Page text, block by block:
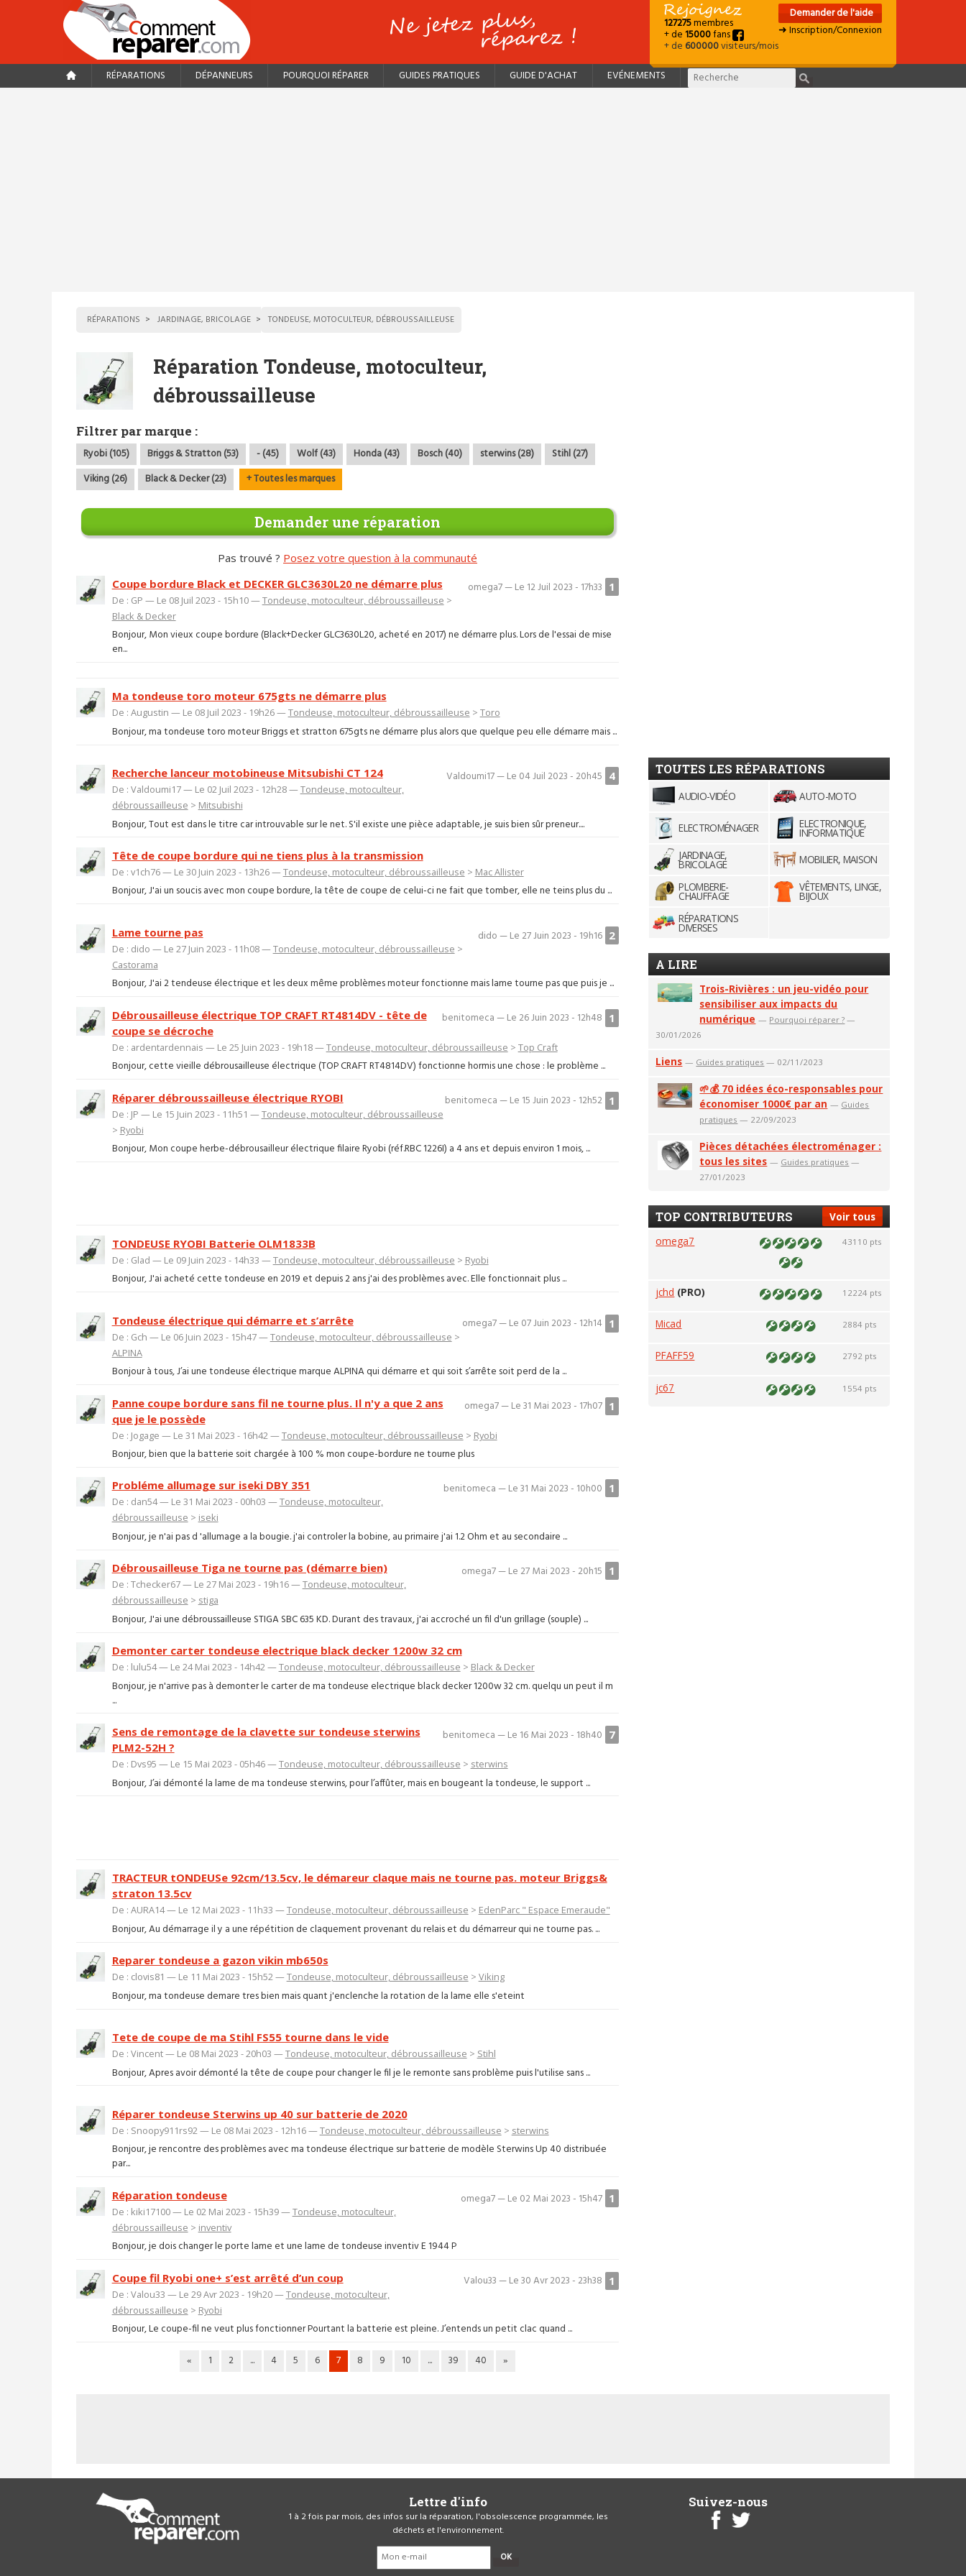
127275membres
+ de15000fans
+ de600000visiteurs/mois
Demander de l'aide
➜ Inscription/Connexion
RÉPARATIONS DÉPANNEURS POURQUOI RÉPARER GUIDES PRATIQUES GUIDE D'ACHAT EVÉNEMENTS
RÉPARATIONS JARDINAGE, BRICOLAGE TONDEUSE, MOTOCULTEUR, DÉBROUSSAILLEUSE
Réparation Tondeuse, motoculteur,
débroussailleuse
Filtrer par marque :
Ryobi (105) Briggs & Stratton (53) - (45) Wolf (43) Honda (43) Bosch (40) sterwins (28)
Stihl (27)
Viking (26)
Black & Decker (23) + Toutes les marques
Demander une réparation
Pas trouvé ? Posez votre question à la communauté
1
omega7 — Le 12 Juil 2023 - 17h33
Coupe bordure Black et DECKER GLC3630L20 ne démarre plus
De : GP — Le 08 Juil 2023 - 15h10 —Tondeuse, motoculteur, débroussailleuse >
Black & Decker
Bonjour, Mon vieux coupe bordure (Black+Decker GLC3630L20, acheté en 2017) ne démarre plus. Lors de l'essai de mise
en...
Ma tondeuse toro moteur 675gts ne démarre plus
De : Augustin — Le 08 Juil 2023 - 19h26 —Tondeuse, motoculteur, débroussailleuse > Toro
Bonjour, ma tondeuse toro moteur Briggs et stratton 675gts ne démarre plus alors que quelque peu elle démarre mais ...
4
Valdoumi17 — Le 04 Juil 2023 - 20h45
Recherche lanceur motobineuse Mitsubishi CT 124
De : Valdoumi17 — Le 02 Juil 2023 - 12h28 —Tondeuse, motoculteur,
débroussailleuse > Mitsubishi
Bonjour, Tout est dans le titre car introuvable sur le net. S'il existe une pièce adaptable, je suis bien sûr preneur....
Tête de coupe bordure qui ne tiens plus à la transmission
De : v1ch76 — Le 30 Juin 2023 - 13h26 —Tondeuse, motoculteur, débroussailleuse > Mac Allister
Bonjour, J'ai un soucis avec mon coupe bordure, la tête de coupe de celui-ci ne fait que tomber, elle ne teins plus du ...
2
dido — Le 27 Juin 2023 - 19h16
Lame tourne pas
De : dido — Le 27 Juin 2023 - 11h08 —Tondeuse, motoculteur, débroussailleuse >
Castorama
Bonjour, J'ai 2 tendeuse électrique et les deux même problèmes moteur fonctionne mais lame tourne pas que puis je ...
1
benitomeca — Le 26 Juin 2023 - 12h48
Débrousailleuse électrique TOP CRAFT RT4814DV - tête de
coupe se décroche
De : ardentardennais — Le 25 Juin 2023 - 19h18 —Tondeuse, motoculteur, débroussailleuse > Top Craft
Bonjour, cette vieille débrousailleuse électrique (TOP CRAFT RT4814DV) fonctionne hormis une chose : le problème ...
1
benitomeca — Le 15 Juin 2023 - 12h52
Réparer débroussailleuse électrique RYOBI
De : JP — Le 15 Juin 2023 - 11h51 —Tondeuse, motoculteur, débroussailleuse
> Ryobi
Bonjour, Mon coupe herbe-débrousailleur électrique filaire Ryobi (réf.RBC 1226I) a 4 ans et depuis environ 1 mois, ...
TONDEUSE RYOBI Batterie OLM1833B
De : Glad — Le 09 Juin 2023 - 14h33 —Tondeuse, motoculteur, débroussailleuse > Ryobi
Bonjour, J'ai acheté cette tondeuse en 2019 et depuis 2 ans j'ai des problèmes avec. Elle fonctionnait plus ...
1
omega7 — Le 07 Juin 2023 - 12h14
Tondeuse électrique qui démarre et s’arrête
De : Gch — Le 06 Juin 2023 - 15h47 —Tondeuse, motoculteur, débroussailleuse >
ALPINA
Bonjour à tous, J’ai une tondeuse électrique marque ALPINA qui démarre et qui soit s’arrête soit perd de la ...
1
omega7 — Le 31 Mai 2023 - 17h07
Panne coupe bordure sans fil ne tourne plus. Il n'y a que 2 ans
que je le possède
De : Jogage — Le 31 Mai 2023 - 16h42 —Tondeuse, motoculteur, débroussailleuse > Ryobi
Bonjour, bien que la batterie soit chargée à 100 % mon coupe-bordure ne tourne plus
1
benitomeca — Le 31 Mai 2023 - 10h00
Probléme allumage sur iseki DBY 351
De : dan54 — Le 31 Mai 2023 - 00h03 —Tondeuse, motoculteur,
débroussailleuse > iseki
Bonjour, je n'ai pas d 'allumage a la bougie. j'ai controler la bobine, au primaire j'ai 1.2 Ohm et au secondaire ...
1
omega7 — Le 27 Mai 2023 - 20h15
Débrousailleuse Tiga ne tourne pas (démarre bien)
De : Tchecker67 — Le 27 Mai 2023 - 19h16 —Tondeuse, motoculteur,
débroussailleuse > stiga
Bonjour, J'ai une débroussailleuse STIGA SBC 635 KD. Durant des travaux, j'ai accroché un fil d'un grillage (souple) ...
Demonter carter tondeuse electrique black decker 1200w 32 cm
De : lulu54 — Le 24 Mai 2023 - 14h42 —Tondeuse, motoculteur, débroussailleuse > Black & Decker
Bonjour, je n'arrive pas à demonter le carter de ma tondeuse electrique black decker 1200w 32 cm. quelqu un peut il m
...
7
benitomeca — Le 16 Mai 2023 - 18h40
Sens de remontage de la clavette sur tondeuse sterwins
PLM2-52H ?
De : Dvs95 — Le 15 Mai 2023 - 05h46 —Tondeuse, motoculteur, débroussailleuse > sterwins
Bonjour, J’ai démonté la lame de ma tondeuse sterwins, pour l’affûter, mais en bougeant la tondeuse, le support ...
TRACTEUR tONDEUSe 92cm/13.5cv, le démareur claque mais ne tourne pas. moteur Briggs&
straton 13.5cv
De : AURA14 — Le 12 Mai 2023 - 11h33 —Tondeuse, motoculteur, débroussailleuse > EdenParc " Espace Emeraude"
Bonjour, Au démarrage il y a une répétition de claquement provenant du relais et du démarreur qui ne tourne pas. ...
Reparer tondeuse a gazon vikin mb650s
De : clovis81 — Le 11 Mai 2023 - 15h52 —Tondeuse, motoculteur, débroussailleuse > Viking
Bonjour, ma tondeuse demare tres bien mais quant j'enclenche la rotation de la lame elle s'eteint
Tete de coupe de ma Stihl FS55 tourne dans le vide
De : Vincent — Le 08 Mai 2023 - 20h03 —Tondeuse, motoculteur, débroussailleuse > Stihl
Bonjour, Apres avoir démonté la tête de coupe pour changer le fil je le remonte sans problème puis l'utilise sans ...
Réparer tondeuse Sterwins up 40 sur batterie de 2020
De : Snoopy911rs92 — Le 08 Mai 2023 - 12h16 —Tondeuse, motoculteur, débroussailleuse > sterwins
Bonjour, je rencontre des problèmes avec ma tondeuse électrique sur batterie de modèle Sterwins Up 40 distribuée
par...
1
omega7 — Le 02 Mai 2023 - 15h47
Réparation tondeuse
De : kiki17100 — Le 02 Mai 2023 - 15h39 —Tondeuse, motoculteur,
débroussailleuse > inventiv
Bonjour, je dois changer le porte lame et une lame de tondeuse inventiv E 1944 P
1
Valou33 — Le 30 Avr 2023 - 23h38
Coupe fil Ryobi one+ s’est arrêté d’un coup
De : Valou33 — Le 29 Avr 2023 - 19h20 —Tondeuse, motoculteur,
débroussailleuse > Ryobi
Bonjour, Le coupe-fil ne veut plus fonctionner Pourtant la batterie est pleine. J’entends un petit clac quand ...
« 1 2 ... 4 5 6 7 8 9 10 ... 39 40 »
TOUTES LES RÉPARATIONS
AUDIO-VIDÉO AUTO-MOTO
ELECTROMÉNAGER ELECTRONIQUE,
INFORMATIQUE
JARDINAGE,
BRICOLAGE
MOBILIER, MAISON
PLOMBERIE-
CHAUFFAGE
VÊTEMENTS, LINGE,
BIJOUX
RÉPARATIONS
DIVERSES
A LIRE
Trois-Rivières : un jeu-vidéo pour
sensibiliser aux impacts du
numérique — Pourquoi réparer ? —
30/01/2026
Liens — Guides pratiques — 02/11/2023
🌱💰 70 idées éco-responsables pour
économiser 1000€ par an — Guides
pratiques — 22/09/2023
Pièces détachées électroménager :
tous les sites — Guides pratiques —
27/01/2023
Voir tous
TOP CONTRIBUTEURS
omega7 43110 pts
jchd (PRO) 12224 pts
Micad 2884 pts
PFAFF59 2792 pts
jc67 1554 pts
Lettre d'info
1 à 2 fois par mois, des infos sur la réparation, l'obsolescence programmée, les
déchets et l'environnement.
OK
Suivez-nous